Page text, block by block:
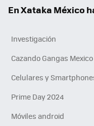
En Xataka México
Investigación
Cazando Gangas Mexico
Celulares y
Prime Day 2024
Móviles android